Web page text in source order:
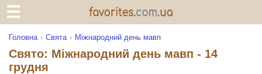
Головна Свята Міжнародний день мавп
Свято: Міжнародний день мавп - 14
грудня